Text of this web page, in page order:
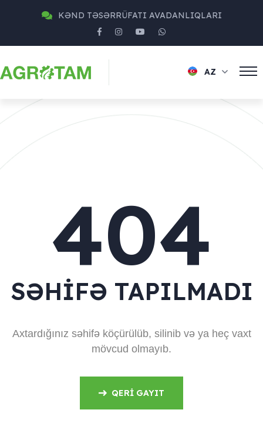
KƏND TƏSƏRRÜFATI AVADANLIQLARI
AZ
404
SƏHIFƏ TAPILMADI
Axtardığınız səhifə köçürülüb, silinib və ya heç vaxt
mövcud olmayıb.
QERI GAYIT